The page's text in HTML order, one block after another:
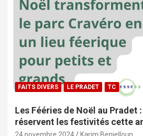
FAITS DIVERS LE PRADET TC
Les Fééries de Noël au Pradet
réservent les festivités cette
24 novembre 2024 Karim Benjelloun